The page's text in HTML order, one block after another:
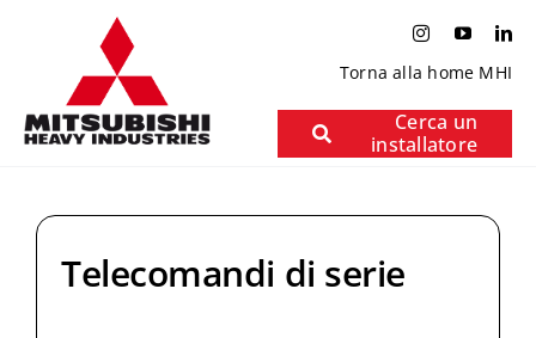
Torna alla home MHI
Cerca un
installatore
Telecomandi di serie